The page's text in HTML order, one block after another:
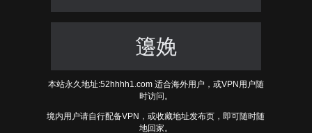
籩娩
本站永久地址:52hhhh1.com 适合海外用户，或VPN用户随
时访问。
境内用户请自行配备VPN，或收藏地址发布页，即可随时随
地回家。